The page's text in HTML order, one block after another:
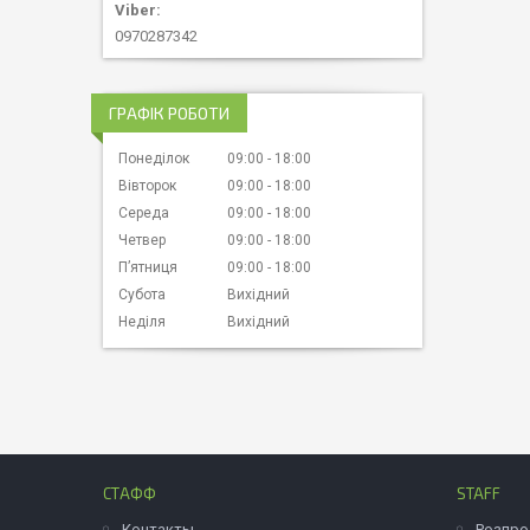
0970287342
ГРАФІК РОБОТИ
Понеділок 09:00
18:00
Вівторок
09:00
18:00
Середа
09:00
18:00
Четвер
09:00
18:00
Пʼятниця
09:00
18:00
Субота
Вихідний
Неділя
Вихідний
СТАФФ STAFF